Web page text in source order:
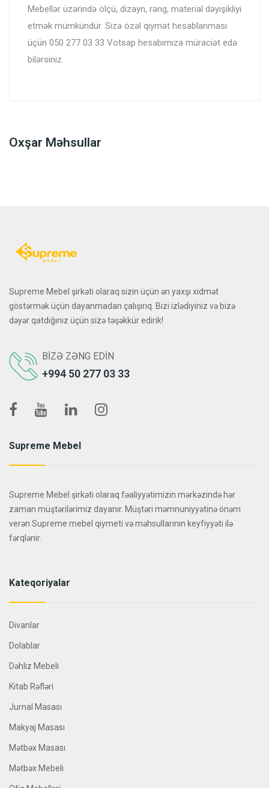
Mebellər üzərində ölçü, dizayn, rəng, material dəyişikliyi
etmək mümkündür. Sizə özəl qiymət hesablanması
üçün 050 277 03 33 Votsap hesabımıza müraciət edə
bilərsiniz.
Oxşar Məhsullar
Supreme Mebel şirkəti olaraq sizin üçün ən yaxşı xidmət
göstərmək üçün dayanmadan çalışırıq. Bizi izlədiyiniz və bizə
dəyər qatdığınız üçün sizə təşəkkür edirik!
BIZƏ ZƏNG EDIN
+994 50 277 03 33
Supreme Mebel
Supreme Mebel şirkəti olaraq fəaliyyətimizin mərkəzində hər
zaman müştərilərimiz dayanır. Müştəri məmnuniyyətinə önəm
verən Supreme mebel qiymeti və məhsullarının keyfiyyəti ilə
fərqlənir.
Kateqoriyalar
Divanlar
Dolablar
Dəhliz Mebeli
Kitab Rəfləri
Jurnal Masası
Makyaj Masası
Mətbəx Masası
Mətbəx Mebeli